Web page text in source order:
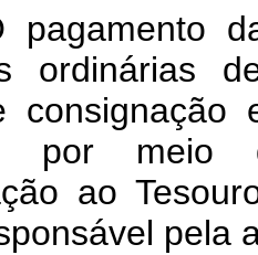
ordinárias
por meio
ao
pela